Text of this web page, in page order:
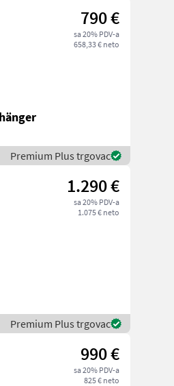
790 €
sa 20% PDV-a
658,33 € neto
Premium Plus trgovac
1.290 €
sa 20% PDV-a
1.075 € neto
Premium Plus trgovac
990 €
sa 20% PDV-a
825 € neto